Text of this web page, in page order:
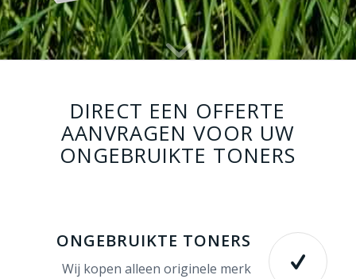
DIRECT EEN OFFERTE
AANVRAGEN VOOR UW
ONGEBRUIKTE TONERS
ONGEBRUIKTE TONERS
Wij kopen alleen originele merk